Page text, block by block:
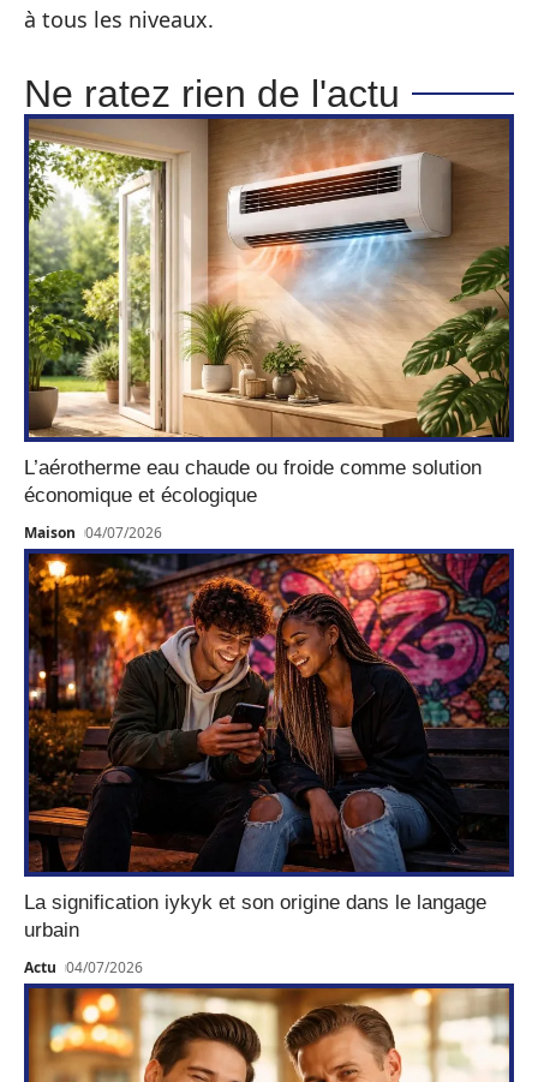
à tous les niveaux.
Ne ratez rien de l'actu
L’aérotherme eau chaude ou froide comme solution
économique et écologique
Maison 04/07/2026
La signification iykyk et son origine dans le langage
urbain
Actu 04/07/2026